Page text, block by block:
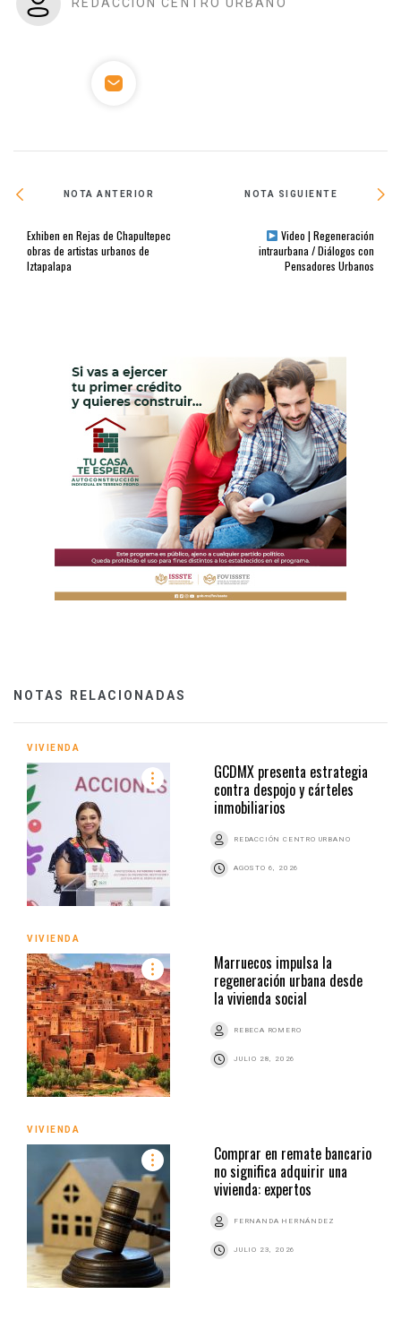
NOTA ANTERIOR
Exhiben en Rejas de Chapultepec
obras de artistas urbanos de
Iztapalapa
NOTA SIGUIENTE
Video | Regeneración
intraurbana / Diálogos con
Pensadores Urbanos
NOTAS RELACIONADAS
VIVIENDA
GCDMX presenta estrategia
contra despojo y cárteles
inmobiliarios
REDACCIÓN CENTRO URBANO
AGOSTO 6, 2026
VIVIENDA
Marruecos impulsa la
regeneración urbana desde
la vivienda social
REBECA ROMERO
JULIO 28, 2026
VIVIENDA
Comprar en remate bancario
no significa adquirir una
vivienda: expertos
FERNANDA HERNÁNDEZ
JULIO 23, 2026